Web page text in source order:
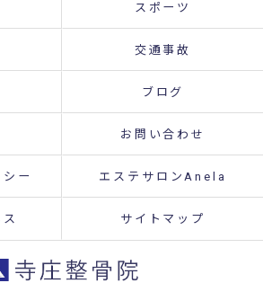
スポーツ
交通事故
ブログ
お問い合わせ
ー エステサロンAnela
サイトマップ